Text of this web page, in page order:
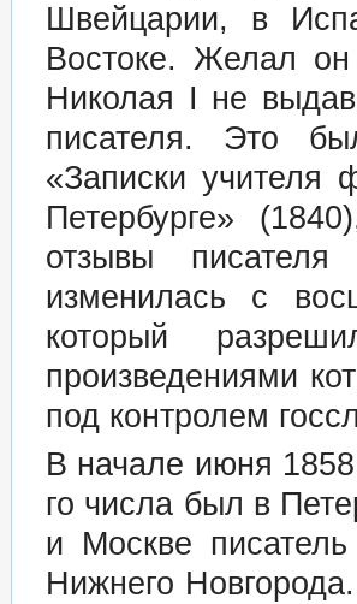
Швейцарии, в
Востоке. Желал он
Николая I не
писателя. Это
«Записки учителя
Петербурге»
отзывы
изменилась с
который
произведениями
под контролем
В начале июня
го числа был в
и Москве
Нижнего